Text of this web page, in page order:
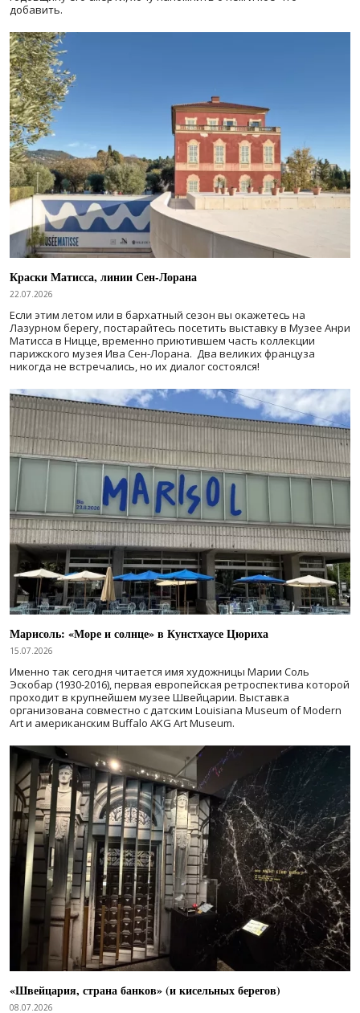
добавить.
Краски Матисса, линии Сен-Лорана
22.07.2026
Если этим летом или в бархатный сезон вы окажетесь на
Лазурном берегу, постарайтесь посетить выставку в Музее Анри
Матисса в Ницце, временно приютившем часть коллекции
парижского музея Ива Сен-Лорана. Два великих француза
никогда не встречались, но их диалог состоялся!
Марисоль: «Море и солнце» в Кунстхаусе Цюриха
15.07.2026
Именно так сегодня читается имя художницы Марии Соль
Эскобар (1930-2016), первая европейская ретроспектива которой
проходит в крупнейшем музее Швейцарии. Выставка
организована совместно с датским Louisiana Museum of Modern
Art и американским Buffalo AKG Art Museum.
«Швейцария, страна банков» (и кисельных берегов)
08.07.2026